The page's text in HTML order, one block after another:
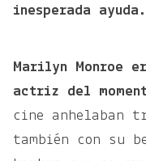
inesperada ayuda.
Marilyn Monroe
actriz del
cine anhelaban
también con su